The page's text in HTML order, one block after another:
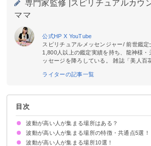
専門家監修 |
スピリチュアルカウ
ママ
公式HP X YouTube
スピリチュアルメッセンジャー/ 前世鑑
1,800人以上の鑑定実績を持ち、龍神様・
ッセージを降ろしている。 雑誌「美人百
ライターの記事一覧
目次
波動が高い人が集まる場所はある？
波動が高い人が集まる場所の特徴・共通点5選！
①リラックスを得られる場所
②心躍る場所
③清潔で美しく整えられた空間
④一流品に触れあえる場所
⑤ずっといたいと感じる場所
波動が高い人が集まる場所10選！